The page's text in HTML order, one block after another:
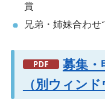
賞
兄弟・姉妹合わせ
募集・
（別ウィン